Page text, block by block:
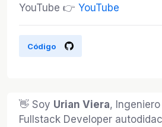
YouTube 👉 YouTube
Código
👋 Soy Urian Viera,
Fullstack Developer